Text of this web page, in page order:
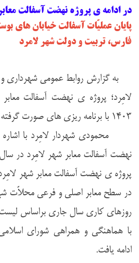
در ادامه ی پروژه نهضت آسفالت
پایان عملیّات آسفالت خیابان های
فارس، تربیت و دولت شهر لامرد
به گزارش روابط عمومی شهرداری
لامِرد؛ پروژه ی نهضت آسفالت
۱۴۰۳ با برنامه ریزی های صورت گرفته آغاز گردید.
محمودی شهردار لامِرد با اشاره
در سطح معابر اصلی و فرعی محلاّت
روزهای کاری سال جاری براساس
با هماهنگی و همراهی شورای
ادامه یافت.